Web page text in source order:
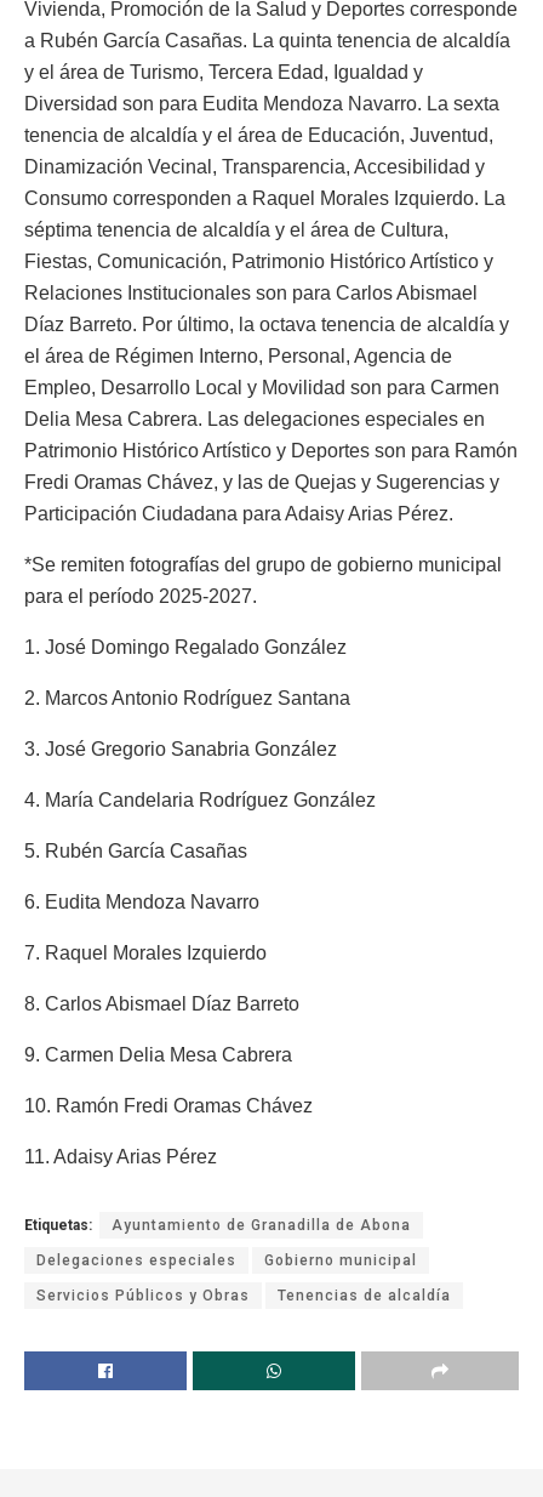
Vivienda, Promoción de la Salud y Deportes corresponde
a Rubén García Casañas. La quinta tenencia de alcaldía
y el área de Turismo, Tercera Edad, Igualdad y
Diversidad son para Eudita Mendoza Navarro. La sexta
tenencia de alcaldía y el área de Educación, Juventud,
Dinamización Vecinal, Transparencia, Accesibilidad y
Consumo corresponden a Raquel Morales Izquierdo. La
séptima tenencia de alcaldía y el área de Cultura,
Fiestas, Comunicación, Patrimonio Histórico Artístico y
Relaciones Institucionales son para Carlos Abismael
Díaz Barreto. Por último, la octava tenencia de alcaldía y
el área de Régimen Interno, Personal, Agencia de
Empleo, Desarrollo Local y Movilidad son para Carmen
Delia Mesa Cabrera. Las delegaciones especiales en
Patrimonio Histórico Artístico y Deportes son para Ramón
Fredi Oramas Chávez, y las de Quejas y Sugerencias y
Participación Ciudadana para Adaisy Arias Pérez.
*Se remiten fotografías del grupo de gobierno municipal
para el período 2025-2027.
1. José Domingo Regalado González
2. Marcos Antonio Rodríguez Santana
3. José Gregorio Sanabria González
4. María Candelaria Rodríguez González
5. Rubén García Casañas
6. Eudita Mendoza Navarro
7. Raquel Morales Izquierdo
8. Carlos Abismael Díaz Barreto
9. Carmen Delia Mesa Cabrera
10. Ramón Fredi Oramas Chávez
11. Adaisy Arias Pérez
Etiquetas: Ayuntamiento de Granadilla de Abona
Delegaciones especiales Gobierno municipal
Servicios Públicos y Obras Tenencias de alcaldía